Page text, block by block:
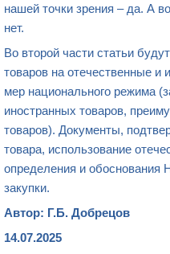
нашей точки зрения – да. А
нет.
Во второй части статьи
товаров на отечественные
мер национального режима
иностранных товаров,
товаров). Документы,
товара, использование
определения и обоснования
закупки.
Автор: Г.Б. Добрецов
14.07.2025